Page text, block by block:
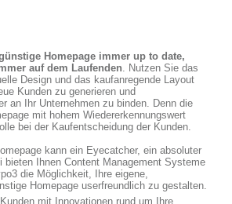
Homepage immer up to date,
auf dem Laufenden. Nutzen Sie das
Design und das kaufanregende Layout
Kunden zu generieren und
an Ihr Unternehmen zu binden. Denn die
mit hohem Wiedererkennungswert
bei der Kaufentscheidung der Kunden.
kann ein Eyecatcher, ein absoluter
bieten Ihnen Content Management Systeme
die Möglichkeit, Ihre eigene,
Homepage userfreundlich zu gestalten.
mit Innovationen rund um Ihre